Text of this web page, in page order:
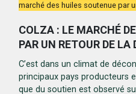
marché des huiles soutenue par
COLZA : LE MARCHÉ
PAR UN RETOUR DE LA
C’est dans un climat de
principaux pays producteurs
que du soutien est observé